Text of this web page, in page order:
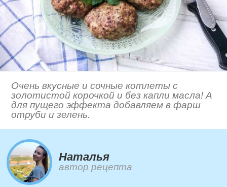
Очень вкусные и сочные котлеты с
золотистой корочкой и без капли масла! А
для пущего эффекта добавляем в фарш
отруби и зелень.
Наталья
автор рецепта